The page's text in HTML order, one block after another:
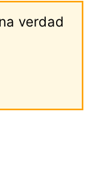
verdad